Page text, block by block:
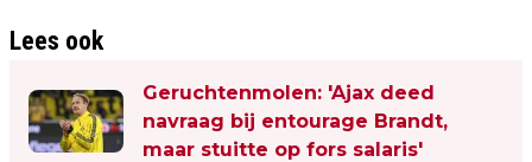
Lees ook
Geruchtenmolen: 'Ajax deed
navraag bij entourage Brandt,
maar stuitte op fors salaris'